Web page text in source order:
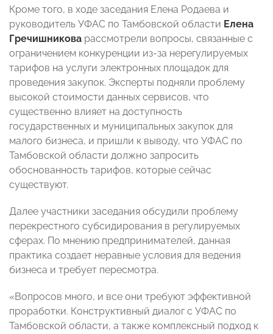
Кроме того, в ходе заседания Елена Родаева и
руководитель УФАС по Тамбовской области Елена
Гречишникова рассмотрели вопросы, связанные с
ограничением конкуренции из-за нерегулируемых
тарифов на услуги электронных площадок для
проведения закупок. Эксперты подняли проблему
высокой стоимости данных сервисов, что
существенно влияет на доступность
государственных и муниципальных закупок для
малого бизнеса, и пришли к выводу, что УФАС по
Тамбовской области должно запросить
обоснованность тарифов, которые сейчас
существуют.
Далее участники заседания обсудили проблему
перекрестного субсидирования в регулируемых
сферах. По мнению предпринимателей, данная
практика создает неравные условия для ведения
бизнеса и требует пересмотра.
«Вопросов много, и все они требуют эффективной
проработки. Конструктивный диалог с УФАС по
Тамбовской области, а также комплексный подход к